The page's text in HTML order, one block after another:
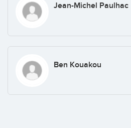
Jean-Michel Paulhac
Ben Kouakou